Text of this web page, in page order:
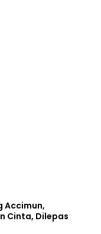
Accimun,
Cinta, Dilepas